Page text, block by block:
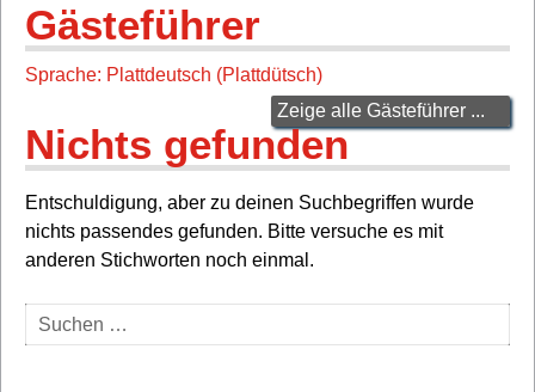
Gästeführer
Sprache: Plattdeutsch (Plattdütsch)
Zeige alle Gästeführer ...
Nichts gefunden
Entschuldigung, aber zu deinen Suchbegriffen wurde
nichts passendes gefunden. Bitte versuche es mit
anderen Stichworten noch einmal.
Suchen
nach: